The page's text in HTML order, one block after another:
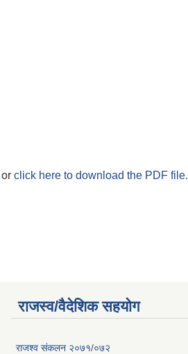
or click here to download the PDF file.
राजस्व/वैदेशिक सहयोग
राजश्व संकलन २०७१/०७२